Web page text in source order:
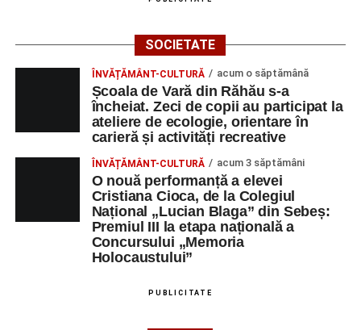
apoi în viața noastră, modul de adresare, tonul și gestica
sunt vitale.”
(Prof. Ciura Marinela)
Privind spre ediția următoare
În încheierea evenimentului, organizatorii au anunțat tema
ediției din 2027, dedicată relației dintre caracter, valori și
educație. După trei ediții care au abordat comunicarea
didactică, dinamica diferențelor, participarea și luarea
deciziilor, comunitatea Sinaxa Educațională își propune
să revină la întrebările fundamentale despre valorile care
stau la baza actului educațional și despre rolul
SOCIETATE
ÎNVĂȚĂMÂNT-CULTURĂ acum o săptămână
Școala de Vară din Răhău s-a
încheiat. Zeci de copii au participat la
ateliere de ecologie, orientare în
carieră și activități recreative
ÎNVĂȚĂMÂNT-CULTURĂ acum 3 săptămâni
O nouă performanță a elevei
Cristiana Cioca, de la Colegiul
Național „Lucian Blaga” din Sebeș:
Premiul III la etapa națională a
Concursului „Memoria
Holocaustului”
PUBLICITATE